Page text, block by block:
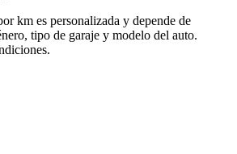
km es personalizada y depende de
tipo de garaje y modelo del auto.